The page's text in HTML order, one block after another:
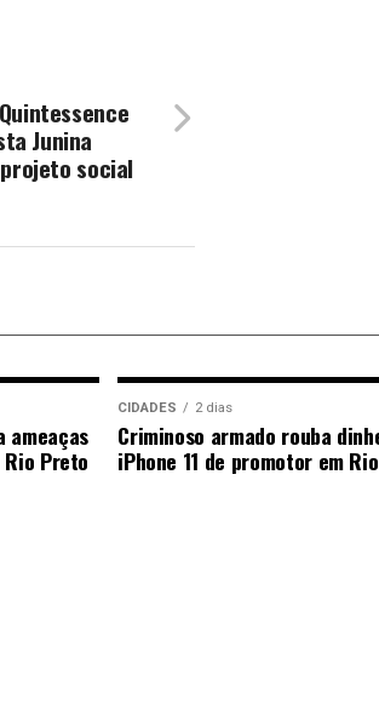
Junina
social
ameaças
Preto
CIDADES 2 dias
Criminoso armado rouba
iPhone 11 de promotor em